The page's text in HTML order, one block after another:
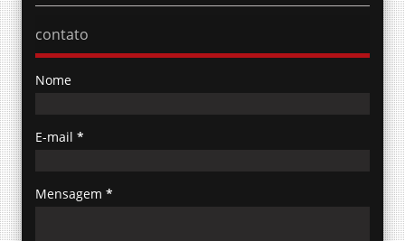
contato
Nome
E-mail *
Mensagem *